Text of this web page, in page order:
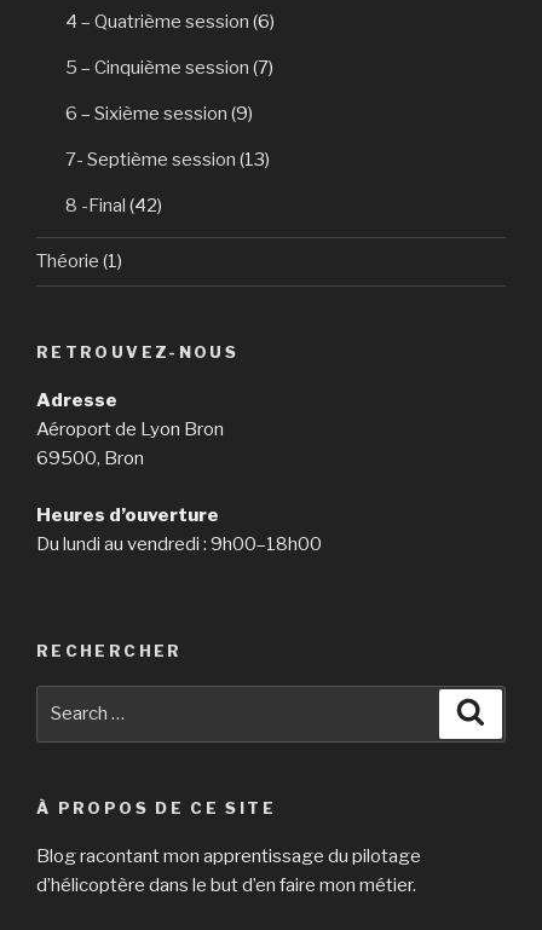
4 – Quatrième session (6)
5 – Cinquième session (7)
6 – Sixième session (9)
7- Septième session (13)
8 -Final (42)
Théorie (1)
RETROUVEZ-NOUS
Adresse
Aéroport de Lyon Bron
69500, Bron
Heures d’ouverture
Du lundi au vendredi : 9h00–18h00
RECHERCHER
À PROPOS DE CE SITE
Blog racontant mon apprentissage du pilotage
d’hélicoptère dans le but d’en faire mon métier.